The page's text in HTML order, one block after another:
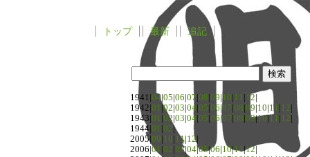
トップ 最新 追記
1941| 04 05 06 07 08 09 10 11 12
1942| 01 02 03 04 05 06 |07 08 09 10 11 12
1943| 01 02 03 04 05 06 |07 08 09|10 11 12
1944| 01 02 |
2005|09 10 11 12
2006| 01 02 03|04|05|06 10|11|12